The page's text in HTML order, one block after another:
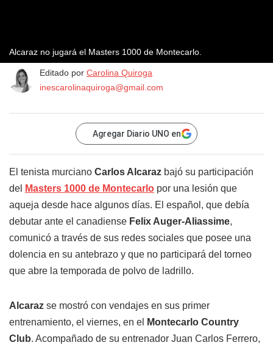
Alcaraz no jugará el Masters 1000 de Montecarlo.
Editado por Carolina Quiroga
inescarolinaquiroga@gmail.com
Agregar Diario UNO en
El tenista murciano Carlos Alcaraz bajó su participación
del
Masters 1000 de Montecarlo por una lesión que
aqueja desde hace algunos días. El español, que debía
debutar ante el canadiense Felix Auger-Aliassime,
comunicó a través de sus redes sociales que posee una
dolencia en su antebrazo y que no participará del torneo
que abre la temporada de polvo de ladrillo.
Alcaraz se mostró con vendajes en sus primer
entrenamiento, el viernes, en el
Montecarlo Country
Club. Acompañado de su entrenador Juan Carlos Ferrero,